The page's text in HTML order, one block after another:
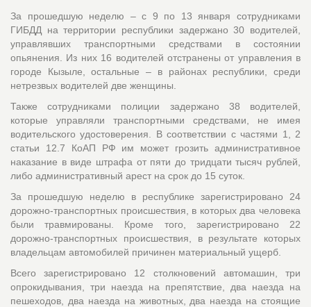
За прошедшую неделю – с 9 по 13 января сотрудниками
ГИБДД на территории республики задержано 30 водителей,
управлявших транспортными средствами в состоянии
опьянения. Из них 16 водителей отстранены от управления в
городе Кызыле, остальные – в районах республики, среди
нетрезвых водителей две женщины.
Также сотрудниками полиции задержано 38 водителей,
которые управляли транспортными средствами, не имея
водительского удостоверения. В соответствии с частями 1, 2
статьи 12.7 КоАП РФ им может грозить административное
наказание в виде штрафа от пяти до тридцати тысяч рублей,
либо административный арест на срок до 15 суток.
За прошедшую неделю в республике зарегистрировано 24
дорожно-транспортных происшествия, в которых два человека
были травмированы. Кроме того, зарегистрировано 22
дорожно-транспортных происшествия, в результате которых
владельцам автомобилей причинен материальный ущерб.
Всего зарегистрировано 12 столкновений автомашин, три
опрокидывания, три наезда на препятствие, два наезда на
пешеходов, два наезда на животных, два наезда на стоящие